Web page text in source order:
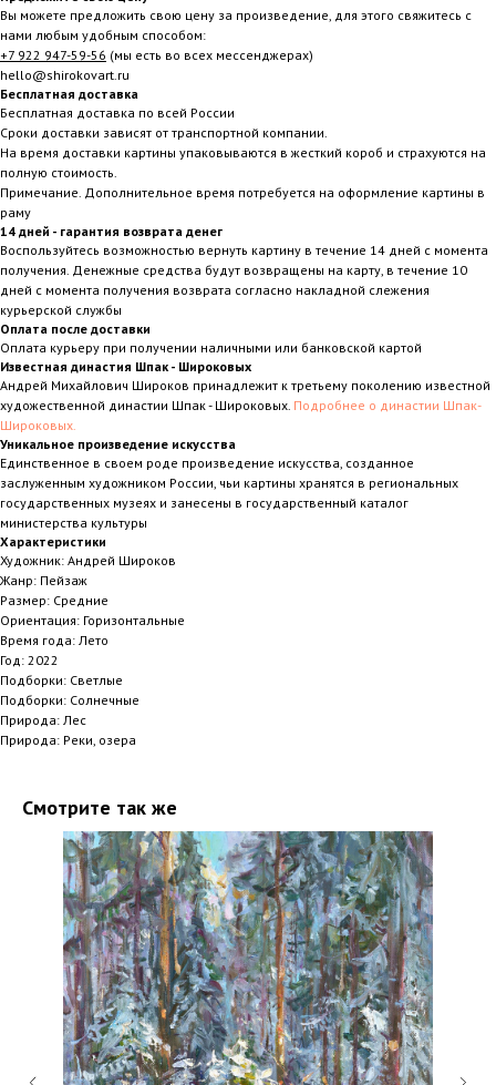
Вы можете предложить свою цену за произведение, для этого свяжитесь с
нами любым удобным способом:
+7 922 947-59-56 (мы есть во всех мессенджерах)
hello@shirokovart.ru
Бесплатная доставка
Бесплатная доставка по всей России
Сроки доставки зависят от транспортной компании.
На время доставки картины упаковываются в жесткий короб и страхуются на
полную стоимость.
Примечание. Дополнительное время потребуется на оформление картины в
раму
14 дней - гарантия возврата денег
Воспользуйтесь возможностью вернуть картину в течение 14 дней с момента
получения. Денежные средства будут возвращены на карту, в течение 10
дней с момента получения возврата согласно накладной слежения
курьерской службы
Оплата после доставки
Оплата курьеру при получении наличными или банковской картой
Известная династия Шпак - Широковых
Андрей Михайлович Широков принадлежит к третьему поколению известной
художественной династии Шпак - Широковых. Подробнее о династии Шпак-
Широковых.
Уникальное произведение искусства
Единственное в своем роде произведение искусства, созданное
заслуженным художником России, чьи картины хранятся в региональных
государственных музеях и занесены в государственный каталог
министерства культуры
Характеристики
Художник: Андрей Широков
Жанр: Пейзаж
Размер: Средние
Ориентация: Горизонтальные
Время года: Лето
Год: 2022
Подборки: Светлые
Подборки: Солнечные
Природа: Лес
Природа: Реки, озера
Смотрите так же